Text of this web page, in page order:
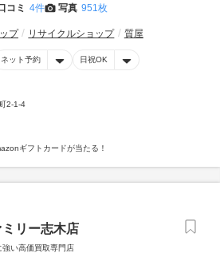
コミ 4件 写真 951枚
プ リサイクルショップ 質屋
ネット予約 日祝OK
2-1-4
ギフトカードが当たる！
リー志木店
い高価買取専門店